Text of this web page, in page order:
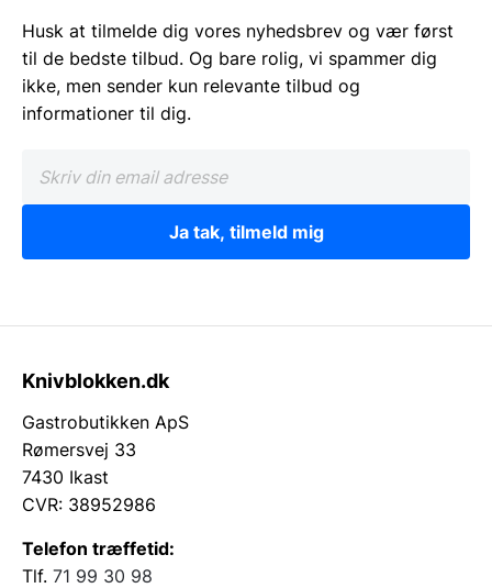
Husk at tilmelde dig vores nyhedsbrev og vær først
til de bedste tilbud. Og bare rolig, vi spammer dig
ikke, men sender kun relevante tilbud og
informationer til dig.
Ja tak, tilmeld mig
Knivblokken.dk
Gastrobutikken ApS
Rømersvej 33
7430 Ikast
CVR: 38952986
Telefon træffetid:
Tlf. 71 99 30 98